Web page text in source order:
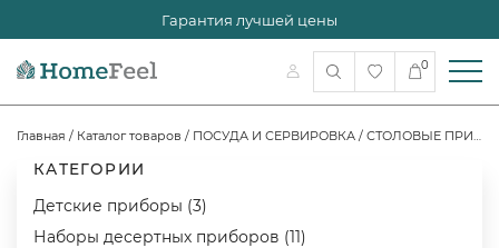
Гарантия лучшей цены
0
Главная / Каталог товаров / ПОСУДА И СЕРВИРОВКА / СТОЛОВЫЕ ПРИБОРЫ
КАТЕГОРИИ
Детские приборы (3)
Наборы десертных приборов (11)